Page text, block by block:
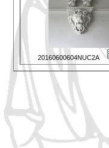
20160600604NUC2A